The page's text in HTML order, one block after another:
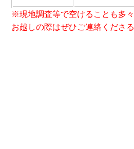
※現地調査等で空けることも多々
お越しの際はぜひご連絡くださ